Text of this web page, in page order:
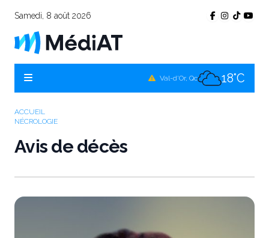
Samedi, 8 août 2026
Val-d'Or, Qc 18°C
ACCUEIL
NÉCROLOGIE
Avis de décès